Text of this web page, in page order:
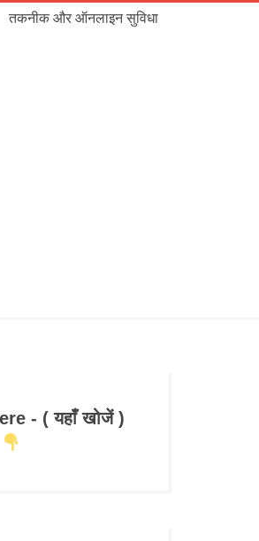
तकनीक और ऑनलाइन सुविधा
- ( यहाँ खोजें )